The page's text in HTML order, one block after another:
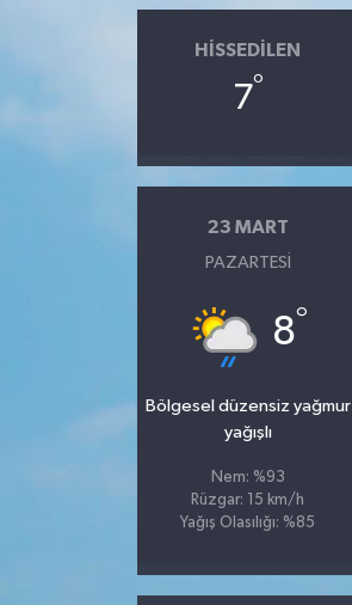
HISSEDILEN
7°
23 MART
PAZARTESI
8°
Bölgesel düzensiz yağmur
yağışlı
Nem: %93
Rüzgar: 15 km/h
Yağış Olasılığı: %85